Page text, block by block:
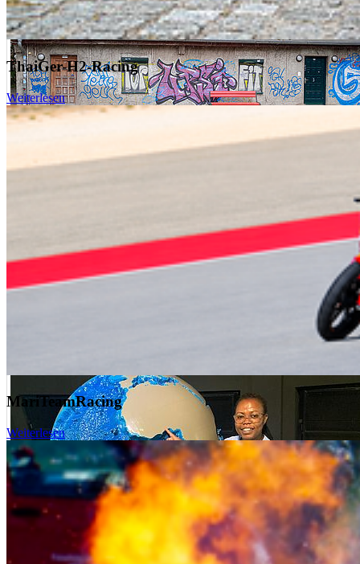
ThaiGer-H2-Racing
Weiterlesen
MariTeamRacing
Weiterlesen
weiterlesen